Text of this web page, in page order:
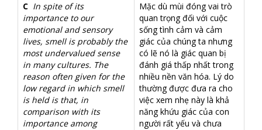
C In spite of its
importance to our
emotional and sensory
lives, smell is probably the
most undervalued sense
in many cultures. The
reason often given for the
low regard in which smell
is held is that, in
comparison with its
importance among
Mặc dù mùi đóng vai trò
quan trọng đối với cuộc
sống tình cảm và cảm
giác của chúng ta nhưng
có lẽ nó là giác quan bị
đánh giá thấp nhất trong
nhiều nền văn hóa. Lý do
thường được đưa ra cho
việc xem nhẹ này là khả
năng khứu giác của con
người rất yếu và chưa